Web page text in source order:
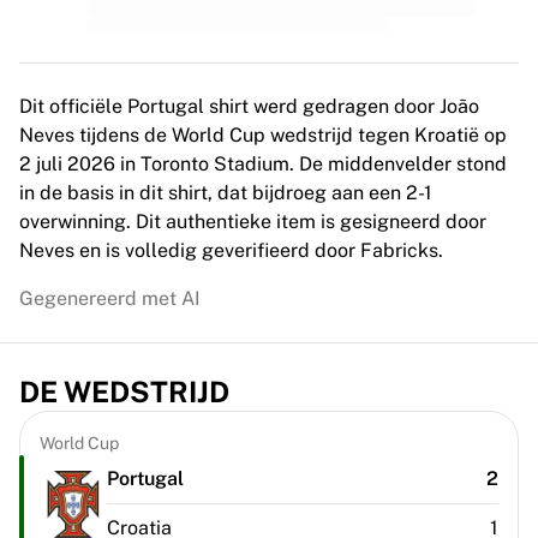
Vrouwenvoetbal in de VS
NWSL
OL Lyonnes
Paris Saint-Germain Feminines
Arsenal WFC
Bekijk per land
Basketbal
Highlights
Chicago Bulls
LA Clippers
Portland Trail Blazers
Virtus Bologna
Bekijk alles over basketbal
Top NBA-teams
Charlotte Hornets
Dit officiële Portugal shirt werd gedragen door João
Neves tijdens de World Cup wedstrijd tegen Kroatië op
2 juli 2026 in Toronto Stadium. De middenvelder stond
in de basis in dit shirt, dat bijdroeg aan een 2-1
overwinning. Dit authentieke item is gesigneerd door
Neves en is volledig geverifieerd door Fabricks.
Gegenereerd met AI
DE WEDSTRIJD
World Cup
Portugal 2
Croatia 1